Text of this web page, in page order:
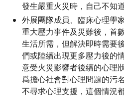
發生嚴重火災時，自己不知
外展團隊成員、臨床心理學
重大壓力事件及災難後，首
生活所需，但解決即時需要
們或陸續出現更多壓力後的
意受火災影響者後續的心理
爲擔心社會對心理問題的污
不尋求心理支援，這個情況